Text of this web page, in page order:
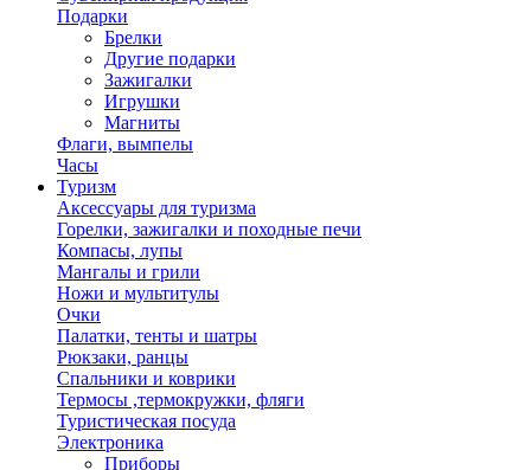
Подарки
Брелки
Другие подарки
Зажигалки
Игрушки
Магниты
Флаги, вымпелы
Часы
Туризм
Аксессуары для туризма
Горелки, зажигалки и походные печи
Компасы, лупы
Мангалы и грили
Ножи и мультитулы
Очки
Палатки, тенты и шатры
Рюкзаки, ранцы
Спальники и коврики
Термосы ,термокружки, фляги
Туристическая посуда
Электроника
Приборы